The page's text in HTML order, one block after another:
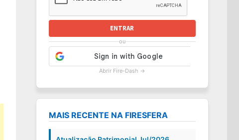
ENTRAR
ou
Abrir Fire-Dash →
MAIS RECENTE NA FIRESFERA